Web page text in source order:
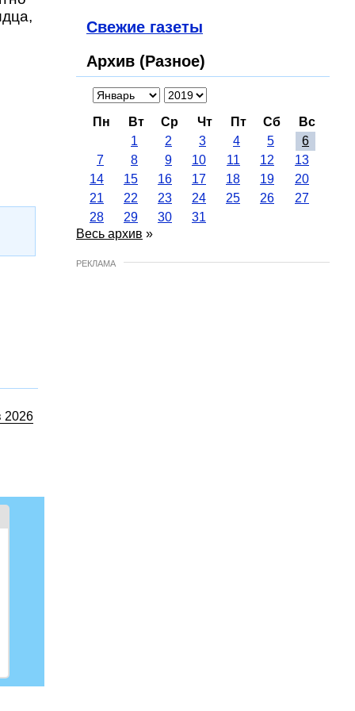
2026
Свежие газеты
Архив (Разное)
Пн Вт Ср Чт Пт Сб
Вс
1
2 3 4 5
6
7
8 9 10 11 12
13
14
15 16 17 18 19
20
21
22 23 24 25 26
27
28
29 30
31
Весь архив »
РЕКЛАМА